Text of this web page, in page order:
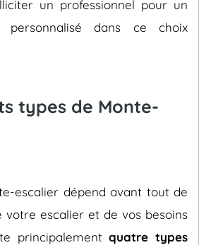
un professionnel pour un
personnalisé dans ce choix
types de Monte-
escalier dépend avant tout de
votre escalier et de vos besoins
principalementquatre types